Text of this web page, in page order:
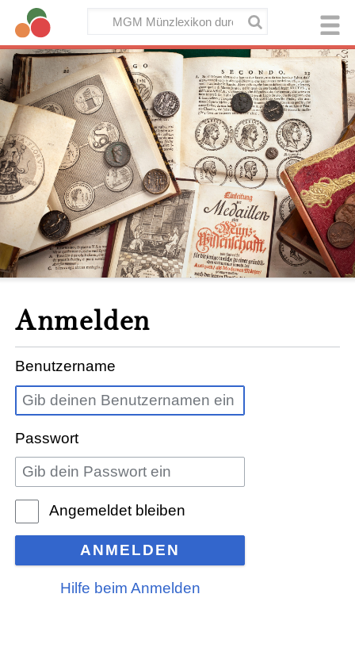
Anmelden
Benutzername
Passwort
Angemeldet bleiben
ANMELDEN
Hilfe beim Anmelden